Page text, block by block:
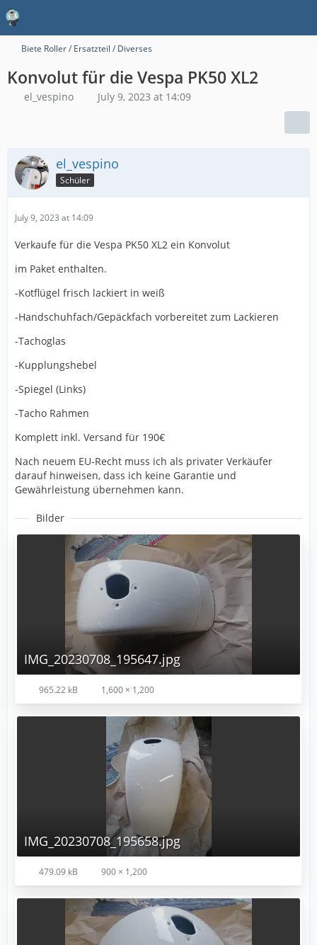
Biete Roller / Ersatzteil / Diverses
Konvolut für die Vespa PK50 XL2
el_vespino July 9, 2023 at 14:09
el_vespino
Schüler
July 9, 2023 at 14:09
Verkaufe für die Vespa PK50 XL2 ein Konvolut
im Paket enthalten.
-Kotflügel frisch lackiert in weiß
-Handschuhfach/Gepäckfach vorbereitet zum Lackieren
-Tachoglas
-Kupplungshebel
-Spiegel (Links)
-Tacho Rahmen
Komplett inkl. Versand für 190€
Nach neuem EU-Recht muss ich als privater Verkäufer
darauf hinweisen, dass ich keine Garantie und
Gewährleistung übernehmen kann.
Bilder
IMG_20230708_195647.jpg
965.22 kB 1,600 × 1,200
IMG_20230708_195658.jpg
479.09 kB 900 × 1,200